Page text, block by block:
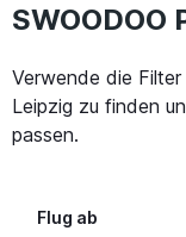
SWOODOO
Verwende die
Leipzig zu finden
passen.
Flug ab